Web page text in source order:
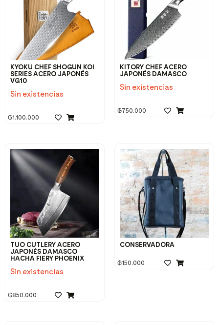
KYOKU CHEF SHOGUN KOI
SERIES ACERO JAPONÉS
VG10
Sin existencias
₲1.100.000
KITORY CHEF ACERO
JAPONÉS DAMASCO
Sin existencias
₲750.000
TUO CUTLERY ACERO
JAPONÉS DAMASCO
HACHA FIERY PHOENIX
Sin existencias
₲850.000
CONSERVADORA
₲150.000